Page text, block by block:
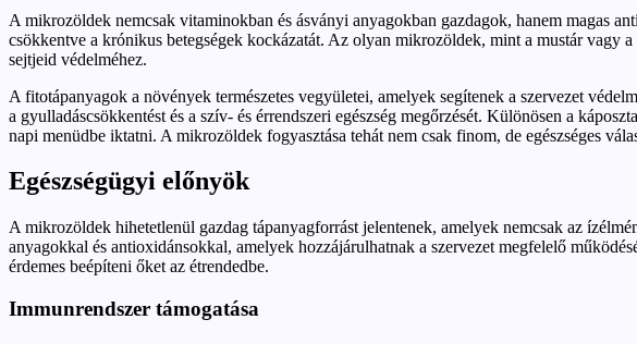
A mikrozöldek nemcsak vitaminokban és ásványi anyagokban gazdagok, hanem magas
csökkentve a krónikus betegségek kockázatát. Az olyan mikrozöldek, mint a mustár vagy
sejtjeid védelméhez.
A fitotápanyagok a növények természetes vegyületei, amelyek segítenek a szervezet
a gyulladáscsökkentést és a szív- és érrendszeri egészség megőrzését. Különösen a
napi menüdbe iktatni. A mikrozöldek fogyasztása tehát nem csak finom, de egészséges
Egészségügyi előnyök
A mikrozöldek hihetetlenül gazdag tápanyagforrást jelentenek, amelyek nemcsak az
anyagokkal és antioxidánsokkal, amelyek hozzájárulhatnak a szervezet megfelelő
érdemes beépíteni őket az étrendedbe.
Immunrendszer támogatása